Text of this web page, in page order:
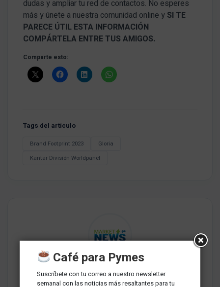
dudas y ampliar tu red de contactos. No esperes
más y únete a nuestra comunidad online y SI TE
PARECE ÚTIL ESTA INFORMACIÓN
COMPÁRTELA ENTRE TUS AMIGOS.
Comparte esto:
Tags del artículo
Brand Footprint 2023
Gloria
Kantar División Worldpanel
Redaccion MarketNews
Somos un medio de comunicación peruano cuyo objetivo es
Café para Pymes
Suscríbete con tu correo a nuestro newsletter
semanal con las noticias más resaltantes para tu